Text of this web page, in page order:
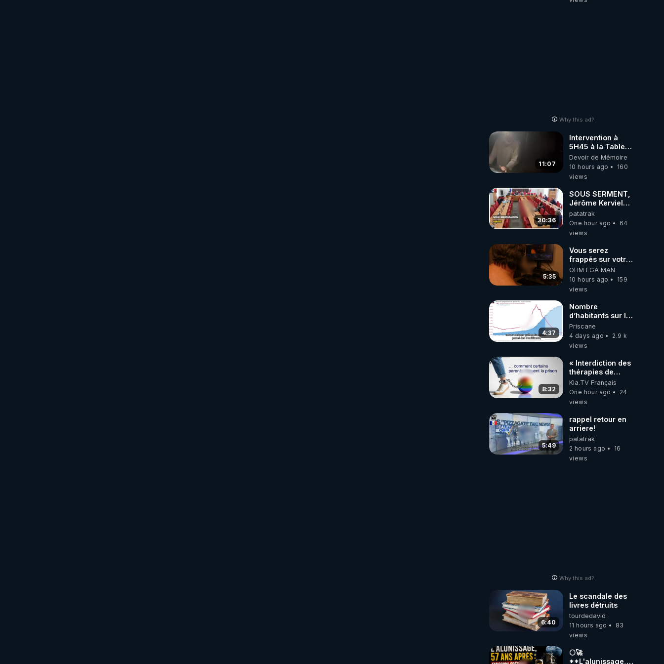
Why this ad?
11:07
Intervention à
5H45 à la Table
de Gaya, chez
Kyria et Manu.
6/08/2026
Devoir de Mémoire
10 hours ago
160
views
30:36
SOUS SERMENT,
Jérôme Kerviel
balance tout à
l'Assemblée !
patatrak
One hour ago
64
views
5:35
Vous serez
frappés sur votre
sol européens par
la faute des
dirigeants qui
le nez
OHM ÉGA MAN
10 hours ago
159
views
4:37
Nombre
d’habitants sur la
planète Terre…
Priscane
4 days ago
2.9 k
views
8:32
« Interdiction des
thérapies de
conversion »
Kla.TV Français
One hour ago
24
views
5:49
rappel retour en
arriere!
patatrak
2 hours ago
16
views
Why this ad?
6:40
Le scandale des
livres détruits
tourdedavid
11 hours ago
83
views
🌕🚀
**L'alunissage,